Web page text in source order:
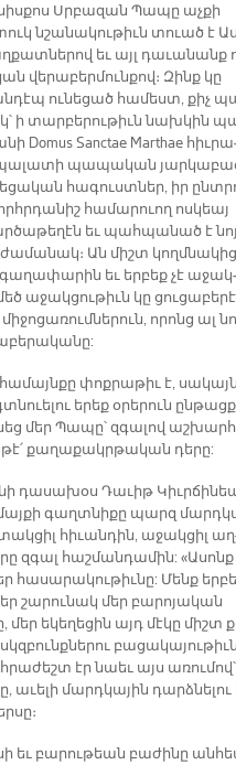
Սրբա­զան Պա­պը աչ­քի
նշա­նա­կու­թիւն տուած է
եւ այլ դա­ւա­նանք
վե­րա­բեր­մուն­քով։ Զինք կը
ու­նե­ցած հա­մեստ, քիչ
ի տար­բե­րու­թիւն նախ­կին
Sanctae Marthae
պա­լա­տի պա­պա­կան
հա­գուստ­ներ, իր
հա­մա­րուող ոս­կեայ
եւ պահ­պա­նած է
Ան միշտ
գա­ղա­փա­րին եւ եր­բեք չէ ա­ջակ­
ա­ջակ­ցու­թիւն կը ցու­ցա­բե­րէ
ո­րոնց ալ
փոք­րա­թիւ է, սա­կայն
ե­րեք օ­րե­րուն
մեր Պա­պը՝ զգա­լով
թէ՛ քա­ղա­քակր­թա­կան դե­րը:
դա­սա­խօս Դա­ւիթ
գաղտ­նի­քը պարզ
հի­ւան­դին, ա­ջակ­ցիլ
զգալ հաշ­ման­դա­մին: «Ա­սոնք
հա­սա­րա­կու­թիւ­նը: Մենք
շա­րու­նակ մեր բա­րո­յա­կան
մեր ե­կե­ղե­ցին այդ մէ­կը միշտ
էր նաեւ այս ա­ռու­մով՝
ա­ւե­լի մարդ­կա­յին դարձ­նե­լու
եւ բա­րու­թեան բա­ժի­նը